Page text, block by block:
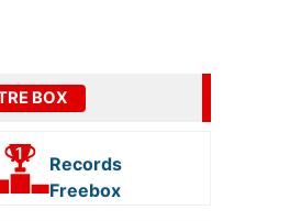
BOX
Records
Freebox